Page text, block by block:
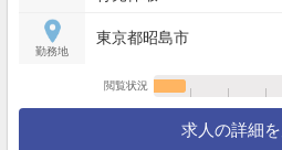
勤務地
東京都昭島市
閲覧状況
求人の詳細